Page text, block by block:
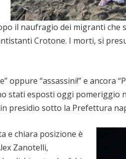
il naufragio dei migranti che
Crotone. I morti, si
oppure “assassini!” e ancora
stati esposti oggi pomeriggio
presidio sotto la Prefettura
e chiara posizione è
Zanotelli,